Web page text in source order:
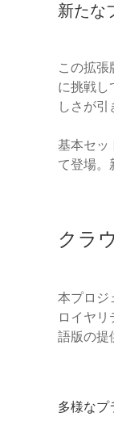
新たな
この拡
に挑戦し
しさが引
基本セッ
て登場。
クラ
本プロジ
ロイヤ
語版の提
多様なプ